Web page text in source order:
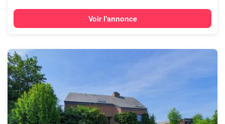
Voir l'annonce